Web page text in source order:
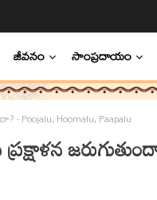
జీవనం సాంప్రదాయం
Poojalu, Hoomalu, Paapalu